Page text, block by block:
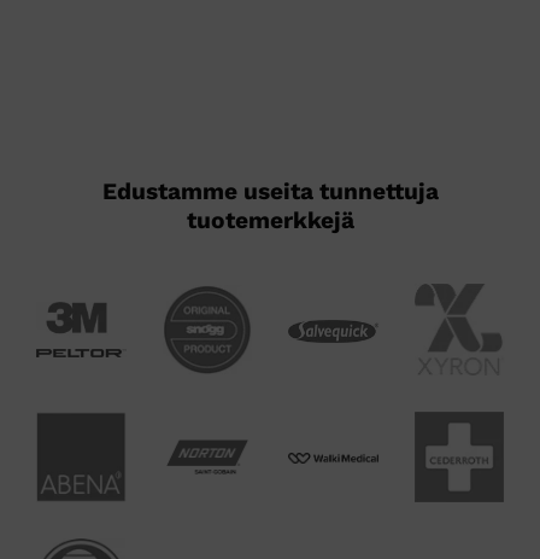
Edustamme useita tunnettuja
tuotemerkkejä